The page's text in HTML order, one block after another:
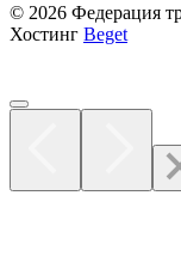
© 2026 Федерация
Хостинг Beget